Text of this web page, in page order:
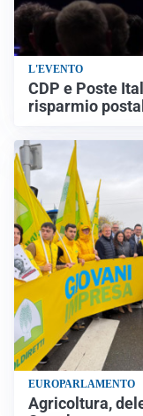
L'EVENTO
CDP e Poste
risparmio
EUROPARLAMENTO
Agricoltura,